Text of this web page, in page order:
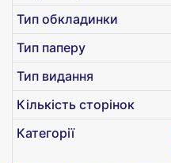
Тип обкладинки
Тип паперу
Тип видання
Кількість сторінок
Категорії